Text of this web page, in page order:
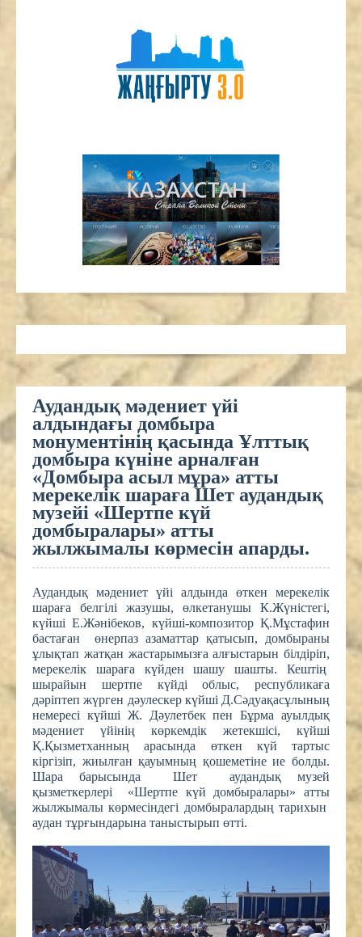
Аудандық мәдениет үйі
алдындағы домбыра
монументінің қасында Ұлттық
домбыра күніне арналған
«Домбыра асыл мұра» атты
мерекелік шараға Шет аудандық
музейі «Шертпе күй
домбыралары» атты
жылжымалы көрмесін апарды.
Аудандық мәдениет үйі алдында өткен мерекелік
шараға белгілі жазушы, өлкетанушы К.Жүністегі,
күйші Е.Жәнібеков, күйші-композитор Қ.Мұстафин
бастаған өнерпаз азаматтар қатысып, домбыраны
ұлықтап жатқан жастарымызға алғыстарын білдіріп,
мерекелік шараға күйден шашу шашты. Кештің
шырайын шертпе күйді облыс, республикаға
дәріптеп жүрген дәулескер күйші Д.Сәдуақасұлының
немересі күйші Ж. Дәулетбек пен Бұрма ауылдық
мәдениет үйінің көркемдік жетекшісі, күйші
Қ.Қызметханның арасында өткен күй тартыс
кіргізіп, жиылған қауымның қошеметіне ие болды.
Шара барысында Шет аудандық музей
қызметкерлері «Шертпе күй домбыралары» атты
жылжымалы көрмесіндегі домбыралардың тарихын
аудан тұрғындарына таныстырып өтті.